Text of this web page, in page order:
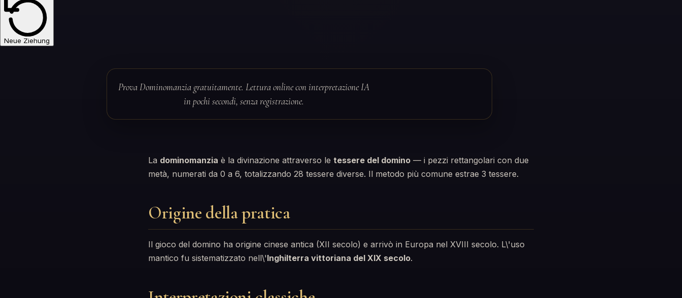
Neue Ziehung
Prova Dominomanzia gratuitamente. Lettura online con interpretazione IA
in pochi secondi, senza registrazione.
La dominomanzia è la divinazione attraverso le tessere del domino — i pezzi rettangolari con due
metà, numerati da 0 a 6, totalizzando 28 tessere diverse. Il metodo più comune estrae 3 tessere.
Origine della pratica
Il gioco del domino ha origine cinese antica (XII secolo) e arrivò in Europa nel XVIII secolo. L\'uso
mantico fu sistematizzato nell\'Inghilterra vittoriana del XIX secolo.